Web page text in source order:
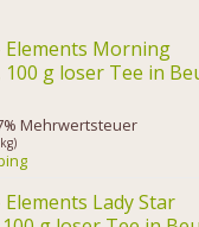
Elements Morning
100 g loser Tee in
Mehrwertsteuer
Elements Lady Star